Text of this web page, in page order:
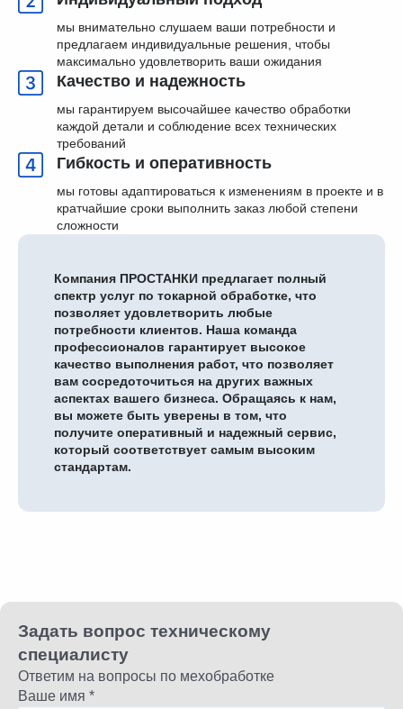
мы внимательно слушаем ваши потребности и
предлагаем индивидуальные решения, чтобы
максимально удовлетворить ваши ожидания
Качество и надежность
мы гарантируем высочайшее качество обработки
каждой детали и соблюдение всех технических
требований
Гибкость и оперативность
мы готовы адаптироваться к изменениям в проекте и в
кратчайшие сроки выполнить заказ любой степени
сложности
Компания ПРОСТАНКИ предлагает полный
спектр услуг по токарной обработке, что
позволяет удовлетворить любые
потребности клиентов. Наша команда
профессионалов гарантирует высокое
качество выполнения работ, что позволяет
вам сосредоточиться на других важных
аспектах вашего бизнеса. Обращаясь к нам,
вы можете быть уверены в том, что
получите оперативный и надежный сервис,
который соответствует самым высоким
стандартам.
Задать вопрос техническому
специалисту
Ответим на вопросы по мехобработке
Ваше имя *